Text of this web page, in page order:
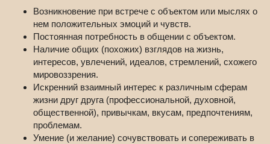
Возникновение при встрече с объектом или мыслях о
нем положительных эмоций и чувств.
Постоянная потребность в общении с объектом.
Наличие общих (похожих) взглядов на жизнь,
интересов, увлечений, идеалов, стремлений, схожего
мировоззрения.
Искренний взаимный интерес к различным сферам
жизни друг друга (профессиональной, духовной,
общественной), привычкам, вкусам, предпочтениям,
проблемам.
Умение (и желание) сочувствовать и сопереживать в